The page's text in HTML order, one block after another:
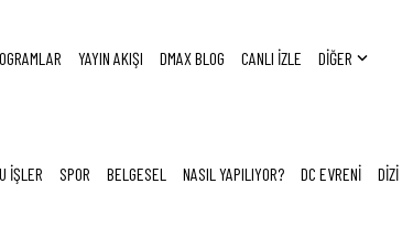
YAYIN AKIŞI DMAX BLOG CANLI İZLE DİĞER
İŞLER SPOR BELGESEL NASIL YAPILIYOR? DC EVRENİ DİZİ